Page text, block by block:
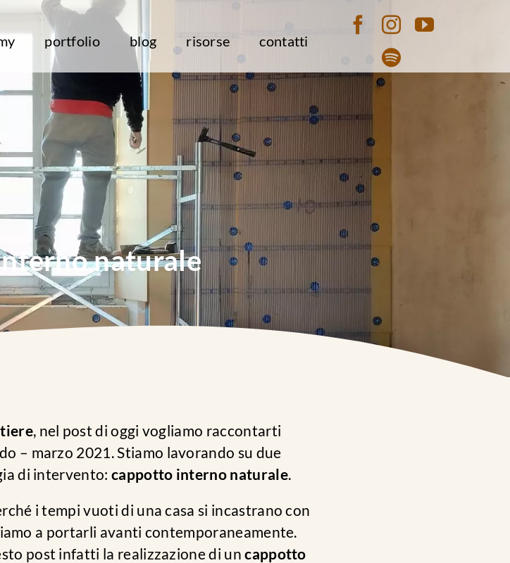
portfolio blog risorse contatti
naturale
, nel post di oggi vogliamo raccontarti
– marzo 2021. Stiamo lavorando su due
di intervento: cappotto interno naturale.
i tempi vuoti di una casa si incastrano con
a portarli avanti contemporaneamente.
post infatti la realizzazione di uncappotto